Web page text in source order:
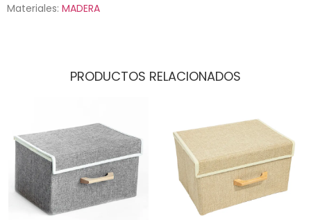
Materiales: MADERA
PRODUCTOS RELACIONADOS